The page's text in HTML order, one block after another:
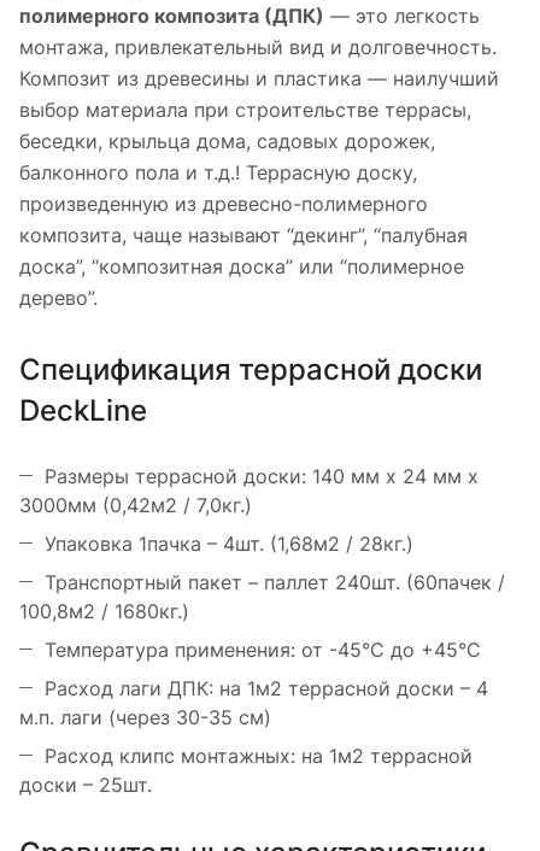
полимерного композита (ДПК) — это легкость
монтажа, привлекательный вид и долговечность.
Композит из древесины и пластика — наилучший
выбор материала при строительстве террасы,
беседки, крыльца дома, садовых дорожек,
балконного пола и т.д.! Террасную доску,
произведенную из древесно-полимерного
композита, чаще называют “декинг”, “палубная
доска”, “композитная доска” или “полимерное
дерево”.
Спецификация террасной доски
DeckLine
Размеры террасной доски: 140 мм х 24 мм х
3000мм (0,42м2 / 7,0кг.)
Упаковка 1пачка – 4шт. (1,68м2 / 28кг.)
Транспортный пакет – паллет 240шт. (60пачек /
100,8м2 / 1680кг.)
Температура применения: от -45°С до +45°С
Расход лаги ДПК: на 1м2 террасной доски – 4
м.п. лаги (через 30-35 см)
Расход клипс монтажных: на 1м2 террасной
доски – 25шт.